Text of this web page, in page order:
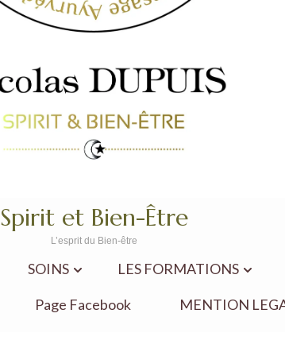
Spirit et Bien-Être
L’esprit du Bien-être
SOINS LES FORMATIONS
Page Facebook MENTION